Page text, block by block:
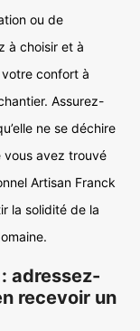
ou de
à choisir et à
confort à
Assurez-
ne se déchire
vous avez trouvé
Artisan Franck
la solidité de la
adressez-
recevoir un